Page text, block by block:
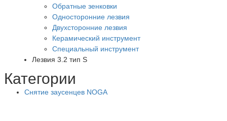
Обратные зенковки
Односторонние лезвия
Двухсторонние лезвия
Керамический инструмент
Специальный инструмент
Лезвия 3.2 тип S
Категории
Снятие заусенцев NOGA